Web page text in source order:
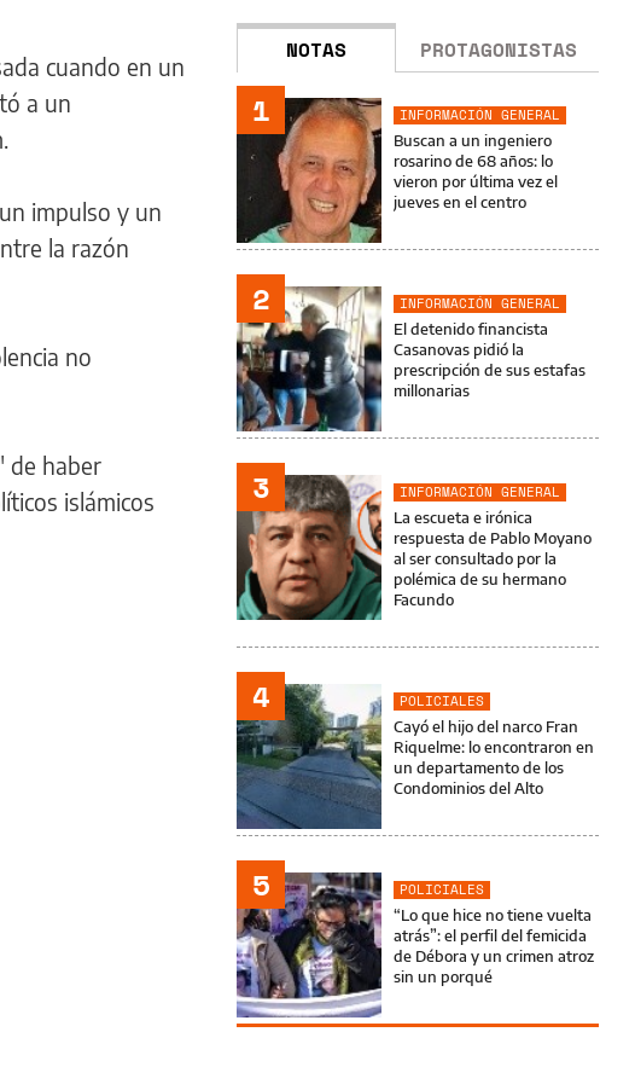
cuando en un
a un
impulso y un
la razón
no
de haber
islámicos
NOTAS PROTAGONISTAS
1
INFORMACIÓN GENERAL
Buscan a un ingeniero
rosarino de 68 años: lo
vieron por última vez el
jueves en el centro
2
INFORMACIÓN GENERAL
El detenido financista
Casanovas pidió la
prescripción de sus estafas
millonarias
3
INFORMACIÓN GENERAL
La escueta e irónica
respuesta de Pablo Moyano
al ser consultado por la
polémica de su hermano
Facundo
4
POLICIALES
Cayó el hijo del narco Fran
Riquelme: lo encontraron en
un departamento de los
Condominios del Alto
5
POLICIALES
“Lo que hice no tiene vuelta
atrás”: el perfil del femicida
de Débora y un crimen atroz
sin un porqué